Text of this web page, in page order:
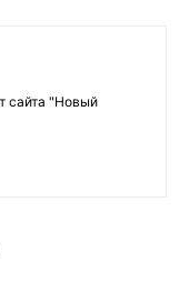
сайта "Новый